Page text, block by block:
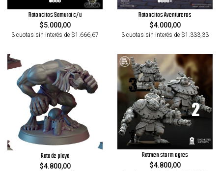
Ratoncitos Samurai c/u
$5.000,00
3 cuotas sin interés de $1.666,67
Ratoncitos Aventureros
$4.000,00
3 cuotas sin interés de $1.333,33
Rata de playa
$4.800,00
Ratmen storm ogres
$4.800,00